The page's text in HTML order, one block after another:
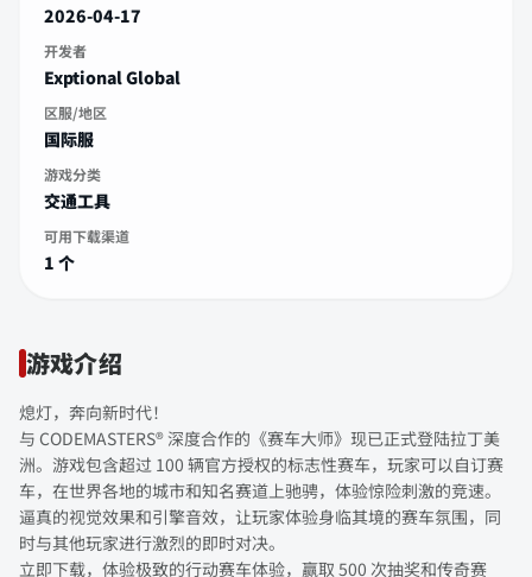
2026-04-17
开发者
Exptional Global
区服/地区
国际服
游戏分类
交通工具
可用下载渠道
1 个
游戏介绍
熄灯，奔向新时代！
与 CODEMASTERS® 深度合作的《赛车大师》现已正式登陆拉丁美
洲。游戏包含超过 100 辆官方授权的标志性赛车，玩家可以自订赛
车，在世界各地的城市和知名赛道上驰骋，体验惊险刺激的竞速。
逼真的视觉效果和引擎音效，让玩家体验身临其境的赛车氛围，同
时与其他玩家进行激烈的即时对决。
立即下载，体验极致的行动赛车体验，赢取 500 次抽奖和传奇赛